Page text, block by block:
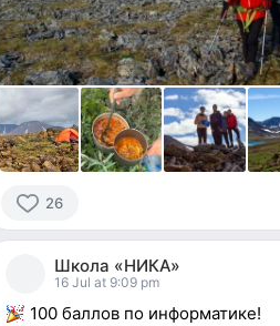
26
26
reactedШкола «НИКА»
16 Jul at 9:09 pm
100 баллов по информатике!